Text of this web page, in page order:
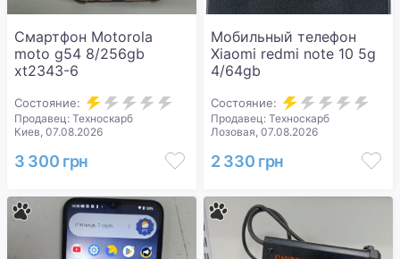
Смартфон Motorola
moto g54 8/256gb
xt2343-6
Состояние:
Продавец: Техноскарб
Киев, 07.08.2026
3 300 грн
Мобильный телефон
Xiaomi redmi note 10 5g
4/64gb
Состояние:
Продавец: Техноскарб
Лозовая, 07.08.2026
2 330 грн